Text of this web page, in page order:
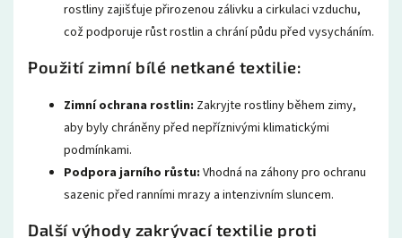
rostliny zajišťuje přirozenou zálivku a cirkulaci vzduchu,
což podporuje růst rostlin a chrání půdu před vysycháním.
Použití zimní bílé netkané textilie:
Zimní ochrana rostlin: Zakryjte rostliny během zimy,
aby byly chráněny před nepříznivými klimatickými
podmínkami.
Podpora jarního růstu: Vhodná na záhony pro ochranu
sazenic před ranními mrazy a intenzivním sluncem.
Další výhody zakrývací textilie proti